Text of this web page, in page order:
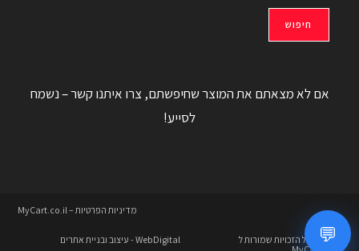
חיפוש
אם לא מצאתם את המוצר שחיפשתם, צרו איתנו קשר – נשמח
לסייע!
מדיניות הפרטיות – MyCart.co.il
© 2026 כל הזכויות שמורות ל
WebDigital- עיצוב ובניית אתרים 💬